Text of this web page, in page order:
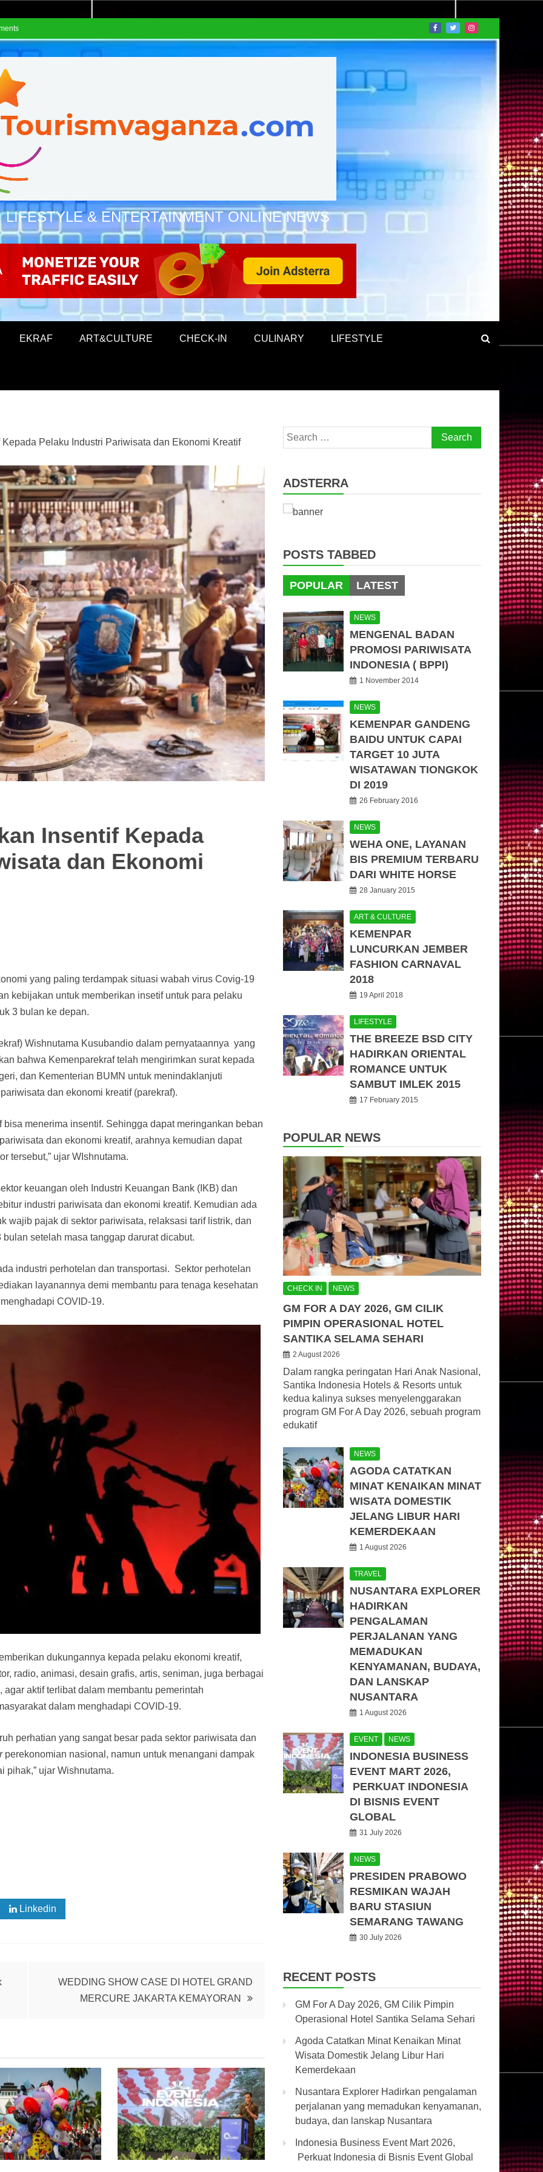
LIFESTYLE & ENTERTAINMENT ONLINE NEWS
EKRAF ART&CULTURE CHECK-IN CULINARY LIFESTYLE
Pelaku Industri Pariwisata dan Ekonomi Kreatif
Insentif Kepada
dan Ekonomi
yang paling terdampak situasi wabah virus Covig-19
kebijakan untuk memberikan insetif untuk para pelaku
3 bulan ke depan.
Wishnutama Kusubandio dalam pernyataannya yang
bahwa Kemenparekraf telah mengirimkan surat kepada
dan Kementerian BUMN untuk menindaklanjuti
dan ekonomi kreatif (parekraf).
menerima insentif. Sehingga dapat meringankan beban
dan ekonomi kreatif, arahnya kemudian dapat
tersebut,” ujar WIshnutama.
keuangan oleh Industri Keuangan Bank (IKB) dan
industri pariwisata dan ekonomi kreatif. Kemudian ada
wajib pajak di sektor pariwisata, relaksasi tarif listrik, dan
setelah masa tanggap darurat dicabut.
industri perhotelan dan transportasi. Sektor perhotelan
layanannya demi membantu para tenaga kesehatan
COVID-19.
dukungannya kepada pelaku ekonomi kreatif,
radio, animasi, desain grafis, artis, seniman, juga berbagai
aktif terlibat dalam membantu pemerintah
dalam menghadapi COVID-19.
perhatian yang sangat besar pada sektor pariwisata dan
perekonomian nasional, namun untuk menangani dampak
pihak,” ujar Wishnutama.
Linkedin
WEDDING SHOW CASE DI HOTEL GRAND
MERCURE JAKARTA KEMAYORAN
Search
for:
ADSTERRA
POSTS TABBED
POPULAR LATEST
NEWS
MENGENAL BADAN
PROMOSI PARIWISATA
INDONESIA ( BPPI)
1 November 2014
NEWS
KEMENPAR GANDENG
BAIDU UNTUK CAPAI
TARGET 10 JUTA
WISATAWAN TIONGKOK
DI 2019
26 February 2016
NEWS
WEHA ONE, LAYANAN
BIS PREMIUM TERBARU
DARI WHITE HORSE
28 January 2015
ART & CULTURE
KEMENPAR
LUNCURKAN JEMBER
FASHION CARNAVAL
2018
19 April 2018
LIFESTYLE
THE BREEZE BSD CITY
HADIRKAN ORIENTAL
ROMANCE UNTUK
SAMBUT IMLEK 2015
17 February 2015
POPULAR NEWS
CHECK IN NEWS
GM FOR A DAY 2026, GM CILIK
PIMPIN OPERASIONAL HOTEL
SANTIKA SELAMA SEHARI
2 August 2026
Dalam rangka peringatan Hari Anak Nasional,
Santika Indonesia Hotels & Resorts untuk
kedua kalinya sukses menyelenggarakan
program GM For A Day 2026, sebuah program
edukatif
NEWS
AGODA CATATKAN
MINAT KENAIKAN MINAT
WISATA DOMESTIK
JELANG LIBUR HARI
KEMERDEKAAN
1 August 2026
TRAVEL
NUSANTARA EXPLORER
HADIRKAN
PENGALAMAN
PERJALANAN YANG
MEMADUKAN
KENYAMANAN, BUDAYA,
DAN LANSKAP
NUSANTARA
1 August 2026
EVENT NEWS
INDONESIA BUSINESS
EVENT MART 2026,
PERKUAT INDONESIA
DI BISNIS EVENT
GLOBAL
31 July 2026
NEWS
PRESIDEN PRABOWO
RESMIKAN WAJAH
BARU STASIUN
SEMARANG TAWANG
30 July 2026
RECENT POSTS
GM For A Day 2026, GM Cilik Pimpin
Operasional Hotel Santika Selama Sehari
Agoda Catatkan Minat Kenaikan Minat
Wisata Domestik Jelang Libur Hari
Kemerdekaan
Nusantara Explorer Hadirkan pengalaman
perjalanan yang memadukan kenyamanan,
budaya, dan lanskap Nusantara
Indonesia Business Event Mart 2026,
Perkuat Indonesia di Bisnis Event Global